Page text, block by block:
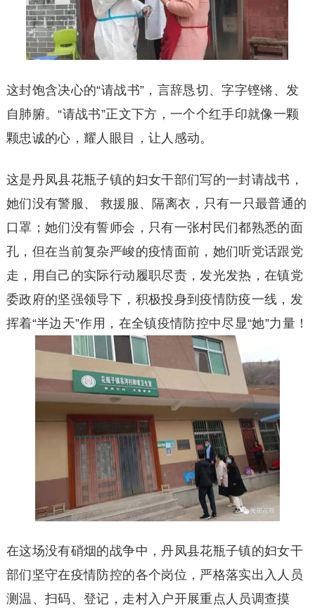
这封饱含决心的“请战书”，言辞恳切、字字铿锵、发
自肺腑。“请战书”正文下方，一个个红手印就像一颗
颗忠诚的心，耀人眼目，让人感动。
这是丹凤县花瓶子镇的妇女干部们写的一封请战书，
她们没有警服、 救援服、隔离衣，只有一只最普通的
口罩；她们没有誓师会，只有一张村民们都熟悉的面
孔，但在当前复杂严峻的疫情面前，她们听党话跟党
走，用自己的实际行动履职尽责，发光发热，在镇党
委政府的坚强领导下，积极投身到疫情防疫一线，发
挥着“半边天”作用，在全镇疫情防控中尽显“她”力量！
在这场没有硝烟的战争中，丹凤县花瓶子镇的妇女干
部们坚守在疫情防控的各个岗位，严格落实出入人员
测温、扫码、登记，走村入户开展重点人员调查摸